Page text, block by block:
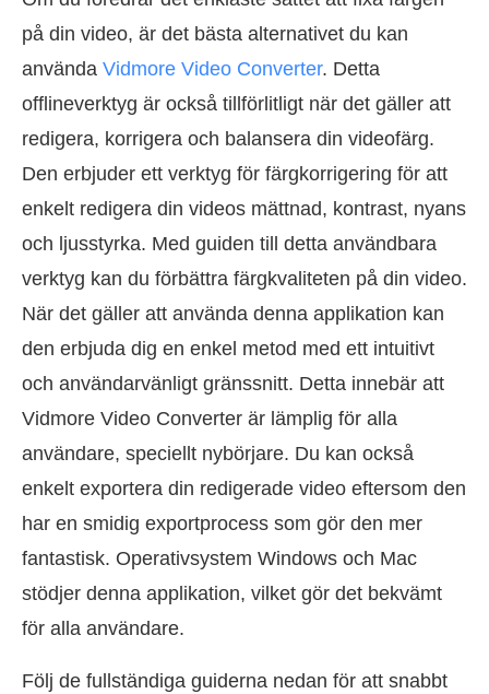
på din video, är det bästa alternativet du kan
använda Vidmore Video Converter. Detta
offlineverktyg är också tillförlitligt när det gäller att
redigera, korrigera och balansera din videofärg.
Den erbjuder ett verktyg för färgkorrigering för att
enkelt redigera din videos mättnad, kontrast, nyans
och ljusstyrka. Med guiden till detta användbara
verktyg kan du förbättra färgkvaliteten på din video.
När det gäller att använda denna applikation kan
den erbjuda dig en enkel metod med ett intuitivt
och användarvänligt gränssnitt. Detta innebär att
Vidmore Video Converter är lämplig för alla
användare, speciellt nybörjare. Du kan också
enkelt exportera din redigerade video eftersom den
har en smidig exportprocess som gör den mer
fantastisk. Operativsystem Windows och Mac
stödjer denna applikation, vilket gör det bekvämt
för alla användare.
Följ de fullständiga guiderna nedan för att snabbt